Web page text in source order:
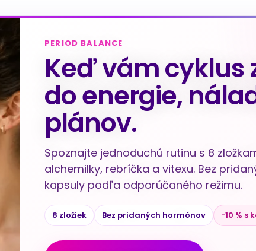
PERIOD BALANCE
Keď vám cyklus
do energie,
plánov.
Spoznajte jednoduchú rutinu s 8
alchemilky, rebríčka a vitexu. Bez
kapsuly podľa odporúčaného režimu.
8 zložiek Bez pridaných hormónov −10 % s